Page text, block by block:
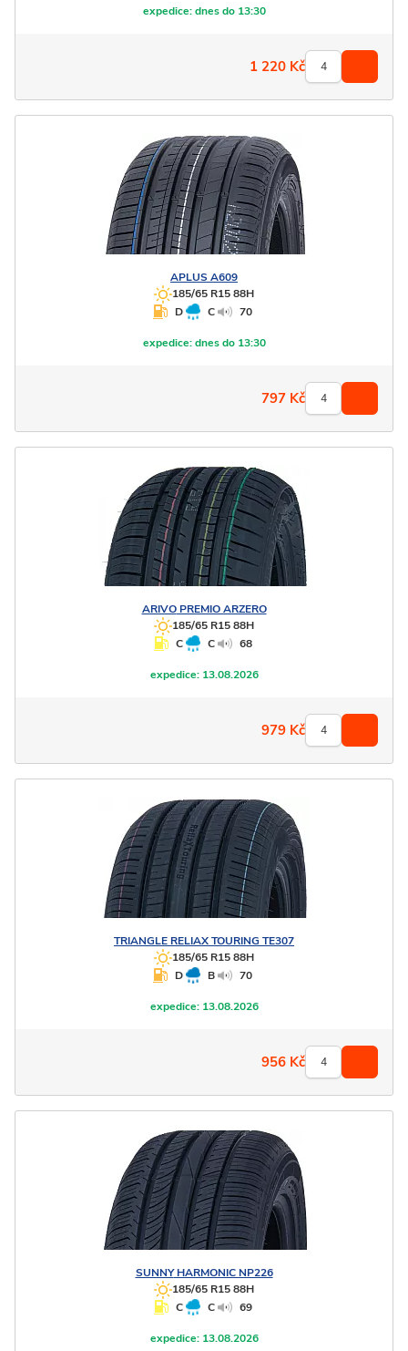
expedice:dnes do 13:30
1 220 Kč
APLUSA609
185/65 R15 88H
D
C 70
expedice:dnes do 13:30
797 Kč
ARIVOPREMIO ARZERO
185/65 R15 88H
C
C 68
expedice:13.08.2026
979 Kč
TRIANGLE RELIAX TOURING TE307
185/65 R15 88H
D
B 70
expedice:13.08.2026
956 Kč
SUNNYHARMONIC NP226
185/65 R15 88H
C
C 69
expedice:13.08.2026